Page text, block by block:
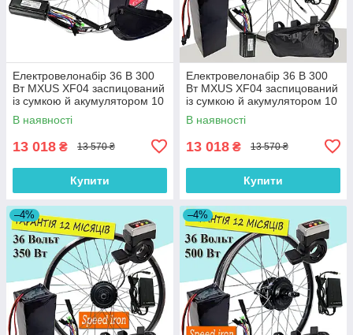
Електровелонабір 36 В 300
Вт MXUS XF04 заспицований
із сумкою й акумулятором 10
А/год
В наявності
13 018 ₴ 13 570 ₴
Купити
Електровелонабір 36 В 300
Вт MXUS XF04 заспицований
із сумкою й акумулятором 10
А/год
В наявності
13 018 ₴ 13 570 ₴
Купити
–4% –4%